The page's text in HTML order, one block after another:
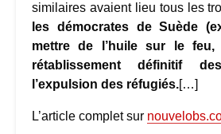
similaires avaient lieu tous les
les démocrates de Suède
mettre de l’huile sur le feu,
rétablissement définitif
l’expulsion des réfugiés.[…]
L’article complet sur